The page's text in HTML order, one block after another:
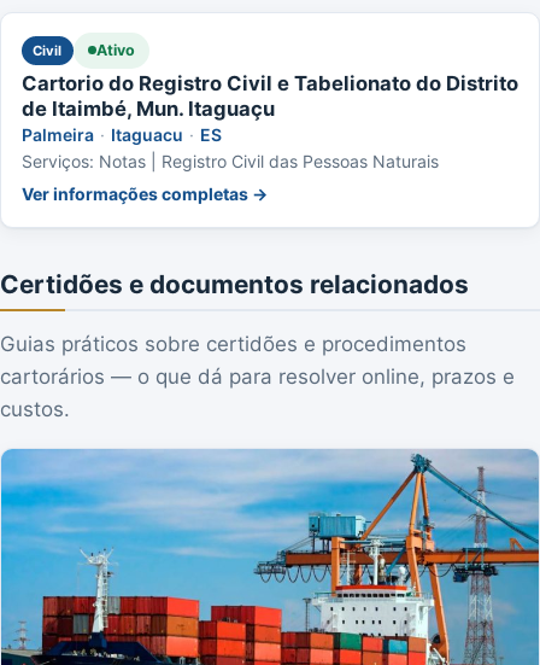
Civil Ativo
Cartorio do Registro Civil e Tabelionato do Distrito
de Itaimbé, Mun. Itaguaçu
Palmeira · Itaguacu · ES
Serviços: Notas | Registro Civil das Pessoas Naturais
Ver informações completas →
Certidões e documentos relacionados
Guias práticos sobre certidões e procedimentos
cartorários — o que dá para resolver online, prazos e
custos.